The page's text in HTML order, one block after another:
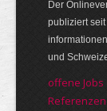
Der
publi­ziert
und
offene Jobs
Referenzen